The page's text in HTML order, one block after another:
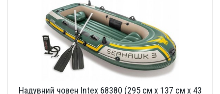
Надувний човен Intex 68380 (295 см х 137 см х 43